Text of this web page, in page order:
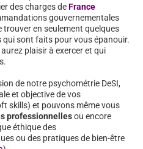
des charges deFrance
gouvernementales
trouver en seulement quelques
qui sont faits pour vous épanouir.
plaisir à exercer et qui
de notre psychométrie DeSI,
et objective de vos
skills) et pouvons même vous
professionnellesou encore
éthique des
ou des pratiques de bien-être